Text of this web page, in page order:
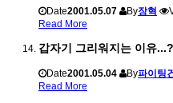
Date2001.05.07 By장혁
Read More
갑자기 그리워지는 이유...?
Date2001.05.04 By파이팅
Read More